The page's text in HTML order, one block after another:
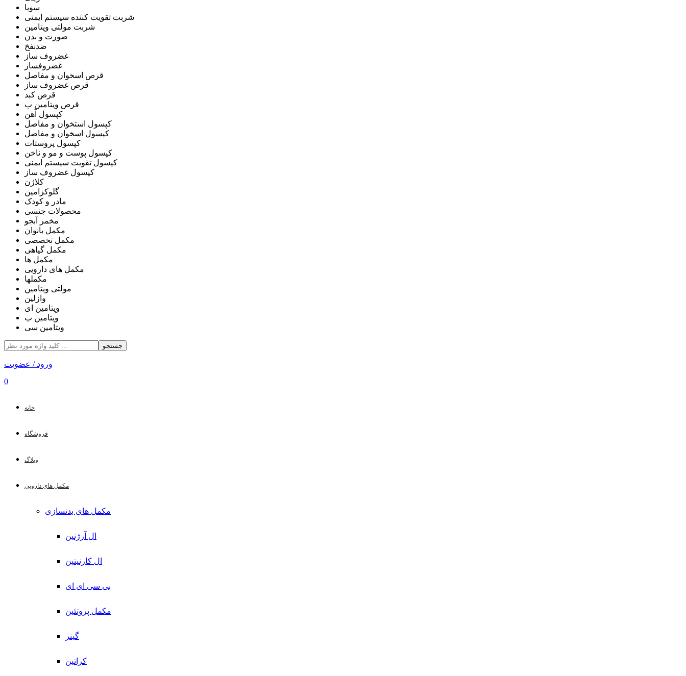
سویا
شربت تقویت کننده سیستم ایمنی
شربت مولتی ویتامین
صورت و بدن
ضدنفخ
غضروف ساز
غضروفساز
قرص اسخوان و مفاصل
قرص غضروف ساز
قرص کبد
قرص ویتامین ب
کپسول آهن
کپسول استخوان و مفاصل
کپسول اسخوان و مفاصل
کپسول پروستات
کپسول پوست و مو و ناخن
کپسول تقویت سیستم ایمنی
کپسول غضروف ساز
کلاژن
گلوکزامین
مادر و کودک
محصولات جنسی
مخمر آبجو
مکمل بانوان
مکمل تخصصی
مکمل گیاهی
مکمل ها
مکمل های دارویی
مکملها
مولتی ویتامین
وازلین
ویتامین ای
ویتامین ب
ویتامین سی
جستجو
ورود / عضویت
0
خانه
فروشگاه
وبلاگ
مکمل های دارویی
مکمل های بدنسازی
ال آرژنین
ال کارنیتین
بی سی ای ای
مکمل پروتئین
گینر
کراتین